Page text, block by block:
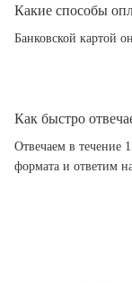
Какие способы
Банковской картой
Как быстро
Отвечаем в течение
формата и ответим